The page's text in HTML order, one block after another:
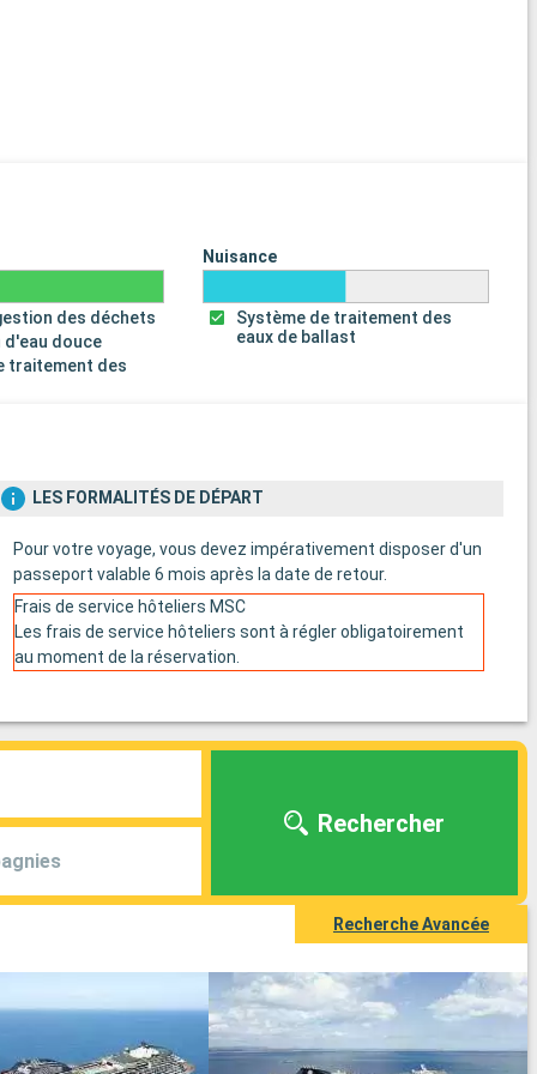
des déchets
douce
traitement des
Nuisance
Système de traitement des
eaux de ballast
LES FORMALITÉS DE DÉPART
Pour votre voyage, vous devez impérativement disposer d'un
passeport valable 6 mois après la date de retour.
Frais de service hôteliers MSC
Les frais de service hôteliers sont à régler obligatoirement
au moment de la réservation.
Rechercher
Recherche Avancée